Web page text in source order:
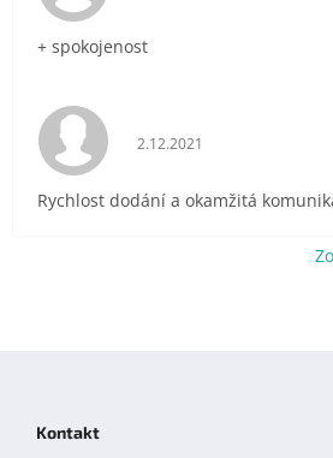
+ spokojenost
Hodnocení obchodu je 5
2.12.2021
Rychlost dodání a okamžitá
Kontakt